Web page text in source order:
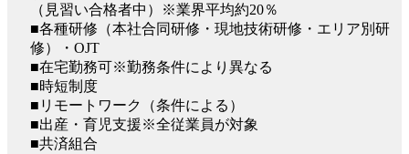
（見習い合格者中）※業界平均約20％
■各種研修（本社合同研修・現地技術研修・エリア別研
修）・OJT
■在宅勤務可※勤務条件により異なる
■時短制度
■リモートワーク（条件による）
■出産・育児支援※全従業員が対象
■共済組合